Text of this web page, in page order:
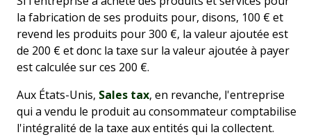
la fabrication de ses produits pour, disons, 100 € et
revend les produits pour 300 €, la valeur ajoutée est
de 200 € et donc la taxe sur la valeur ajoutée à payer
est calculée sur ces 200 €.
Aux États-Unis, Sales tax, en revanche, l'entreprise
qui a vendu le produit au consommateur comptabilise
l'intégralité de la taxe aux entités qui la collectent.